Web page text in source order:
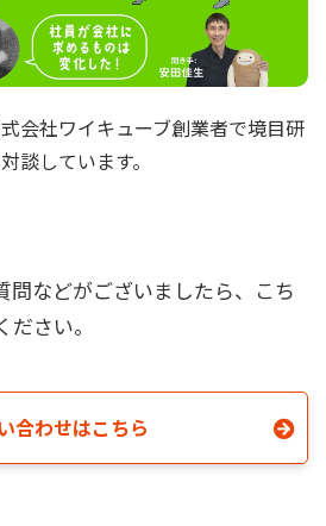
会社ワイキューブ創業者で境目研
談しています。
問などがございましたら、こち
さい。
合わせはこちら